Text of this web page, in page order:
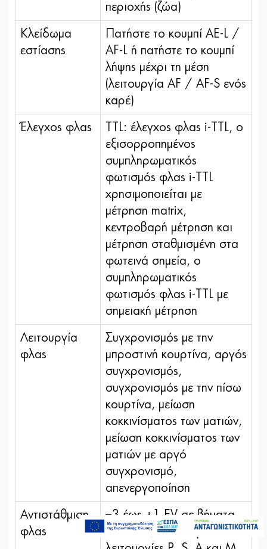
περιοχής (ζώα)
Κλείδωμα
εστίασης
Πατήστε το κουμπί AE-L /
AF-L ή πατήστε το κουμπί
λήψης μέχρι τη μέση
(λειτουργία AF / AF-S ενός
καρέ)
Έλεγχος φλας
TTL: έλεγχος φλας i-TTL, ο
εξισορροπημένος
συμπληρωματικός
φωτισμός φλας i-TTL
χρησιμοποιείται με
μέτρηση matrix,
κεντροβαρή μέτρηση και
μέτρηση σταθμισμένη στα
φωτεινά σημεία, ο
συμπληρωματικός
φωτισμός φλας i-TTL με
σημειακή μέτρηση
Λειτουργία
φλας
Συγχρονισμός με την
μπροστινή κουρτίνα, αργός
συγχρονισμός,
συγχρονισμός με την πίσω
κουρτίνα, μείωση
κοκκινίσματος των ματιών,
μείωση κοκκινίσματος των
ματιών με αργό
συγχρονισμό,
απενεργοποίηση
Αντιστάθμιση
φλας
–3 έως +1 EV σε βήματα
του 1/3, διαθέσιμη στις
Τελευταία τεμάχια
1.049,00€
Προσθήκη στο καλάθι